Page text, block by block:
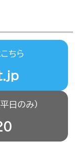
ちら
日のみ）